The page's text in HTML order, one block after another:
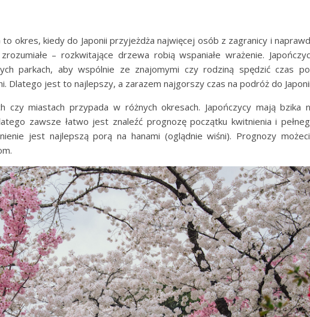
to okres, kiedy do Japonii przyjeżdża najwięcej osób z zagranicy i
– rozkwitające drzewa robią wspaniałe wrażenie.
parkach, aby wspólnie ze znajomymi czy rodziną spędzić czas
Dlatego jest to najlepszy, a zarazem najgorszy czas na podróż do
czy miastach przypada w różnych okresach. Japończycy mają bzika
zawsze łatwo jest znaleźć prognozę początku kwitnienia i
jest najlepszą porą na hanami (oglądnie wiśni). Prognozy